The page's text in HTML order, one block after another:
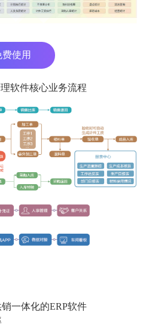
费使用
软件核心业务流程
一体化的ERP软件